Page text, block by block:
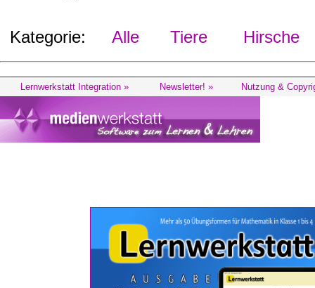
Kategorie: Alle Tiere Hirsche
Lernwerkstatt Integration » Newsletter! » Nutzung &